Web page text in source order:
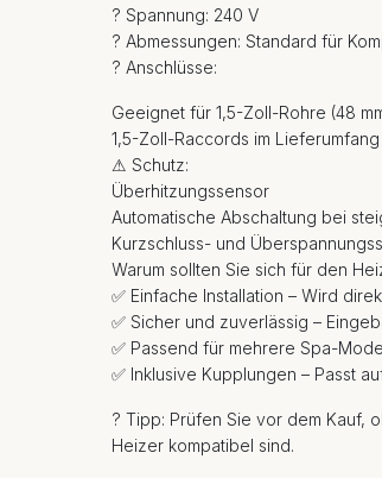
? Spannung: 240 V
? Abmessungen: Standard für
? Anschlüsse:
Geeignet für 1,5-Zoll-Rohre (48
1,5-Zoll-Raccords im
⚠ Schutz:
Überhitzungssensor
Automatische Abschaltung bei
Kurzschluss- und
Warum sollten Sie sich für den
✅ Einfache Installation – Wird
✅ Sicher und zuverlässig –
✅ Passend für mehrere Spa-
✅ Inklusive Kupplungen – Passt
? Tipp: Prüfen Sie vor dem Kauf,
Heizer kompatibel sind.